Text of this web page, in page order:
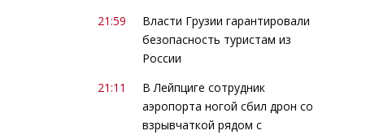
21:59
Власти Грузии гарантировали
безопасность туристам из
России
21:11
В Лейпциге сотрудник
аэропорта ногой сбил дрон со
взрывчаткой рядом с